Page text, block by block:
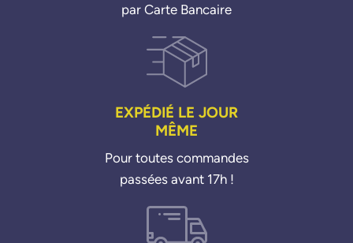
par Carte Bancaire
EXPÉDIÉ LE JOUR
MÊME
Pour toutes commandes
passées avant 17h !